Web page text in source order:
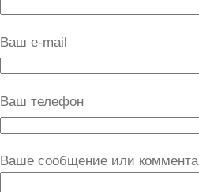
Ваш e-mail
Ваш телефон
Ваше сообщение или